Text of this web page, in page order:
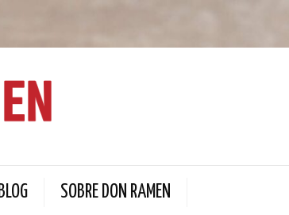
BLOG SOBRE DON RAMEN